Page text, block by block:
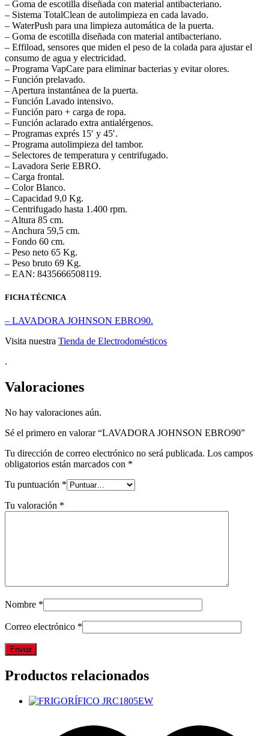
– Goma de escotilla diseñada con material antibacteriano.
– Sistema TotalClean de autolimpieza en cada lavado.
– WaterPush para una limpieza automática de la puerta.
– Goma de escotilla diseñada con material antibacteriano.
– Effiload, sensores que miden el peso de la colada para ajustar el
consumo de agua y electricidad.
– Programa VapCare para eliminar bacterias y evitar olores.
– Función prelavado.
– Apertura instantánea de la puerta.
– Función Lavado intensivo.
– Función paro + carga de ropa.
– Función aclarado extra antialérgenos.
– Programas exprés 15′ y 45′.
– Programa autolimpieza del tambor.
– Selectores de temperatura y centrifugado.
– Lavadora Serie EBRO.
– Carga frontal.
– Color Blanco.
– Capacidad 9,0 Kg.
– Centrifugado hasta 1.400 rpm.
– Altura 85 cm.
– Anchura 59,5 cm.
– Fondo 60 cm.
– Peso neto 65 Kg.
– Peso bruto 69 Kg.
– EAN: 8435666508119.
FICHA TÉCNICA
– LAVADORA JOHNSON EBRO90.
Visita nuestra Tienda de Electrodomésticos
.
Valoraciones
No hay valoraciones aún.
Sé el primero en valorar “LAVADORA JOHNSON EBRO90”
Tu dirección de correo electrónico no será publicada. Los campos
obligatorios están marcados con *
Tu puntuación *
Tu valoración *
Nombre *
Correo electrónico *
Productos relacionados